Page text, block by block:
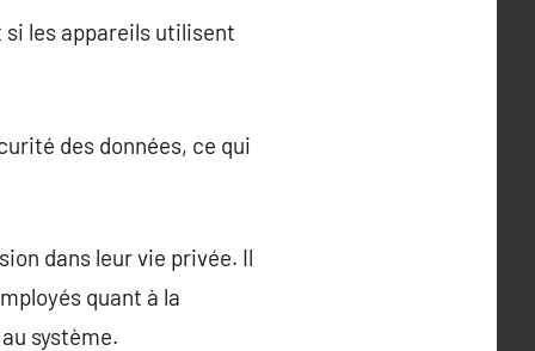
si les appareils utilisent
des données, ce qui
dans leur vie privée. Il
quant à la
système.